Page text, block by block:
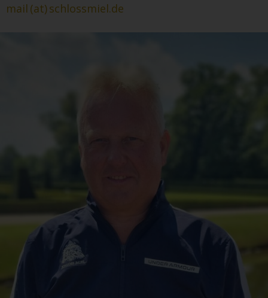
mail (at) schlossmiel.de